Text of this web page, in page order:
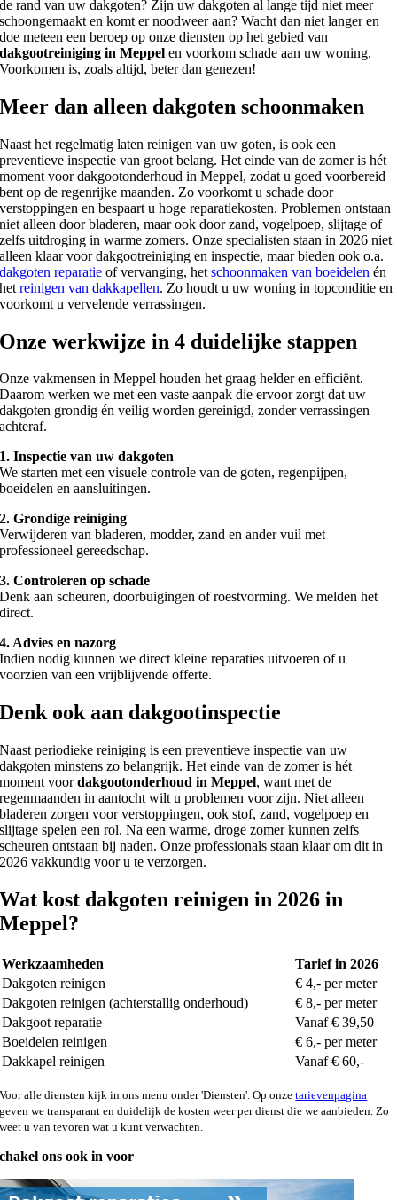
de rand van uw dakgoten? Zijn uw dakgoten al lange tijd niet meer
schoongemaakt en komt er noodweer aan? Wacht dan niet langer en
doe meteen een beroep op onze diensten op het gebied van
dakgootreiniging in Meppel en voorkom schade aan uw woning.
Voorkomen is, zoals altijd, beter dan genezen!
Meer dan alleen dakgoten schoonmaken
Naast het regelmatig laten reinigen van uw goten, is ook een
preventieve inspectie van groot belang. Het einde van de zomer is hét
moment voor dakgootonderhoud in Meppel, zodat u goed voorbereid
bent op de regenrijke maanden. Zo voorkomt u schade door
verstoppingen en bespaart u hoge reparatiekosten. Problemen ontstaan
niet alleen door bladeren, maar ook door zand, vogelpoep, slijtage of
zelfs uitdroging in warme zomers. Onze specialisten staan in 2026 niet
alleen klaar voor dakgootreiniging en inspectie, maar bieden ook o.a.
dakgoten reparatie of vervanging, hetschoonmaken van boeidelen én
hetreinigen van dakkapellen. Zo houdt u uw woning in topconditie en
voorkomt u vervelende verrassingen.
Onze werkwijze in 4 duidelijke stappen
Onze vakmensen in Meppel houden het graag helder en efficiënt.
Daarom werken we met een vaste aanpak die ervoor zorgt dat uw
dakgoten grondig én veilig worden gereinigd, zonder verrassingen
achteraf.
1. Inspectie van uw dakgoten
We starten met een visuele controle van de goten, regenpijpen,
boeidelen en aansluitingen.
2. Grondige reiniging
Verwijderen van bladeren, modder, zand en ander vuil met
professioneel gereedschap.
3. Controleren op schade
Denk aan scheuren, doorbuigingen of roestvorming. We melden het
direct.
4. Advies en nazorg
Indien nodig kunnen we direct kleine reparaties uitvoeren of u
voorzien van een vrijblijvende offerte.
Denk ook aan dakgootinspectie
Naast periodieke reiniging is een preventieve inspectie van uw
dakgoten minstens zo belangrijk. Het einde van de zomer is hét
moment voordakgootonderhoud in Meppel, want met de
regenmaanden in aantocht wilt u problemen voor zijn. Niet alleen
bladeren zorgen voor verstoppingen, ook stof, zand, vogelpoep en
slijtage spelen een rol. Na een warme, droge zomer kunnen zelfs
scheuren ontstaan bij naden. Onze professionals staan klaar om dit in
2026 vakkundig voor u te verzorgen.
Wat kost dakgoten reinigen in 2026 in
Meppel?
Werkzaamheden
Tarief in 2026
Dakgoten reinigen
€ 4,- per meter
Dakgoten reinigen (achterstallig onderhoud)
€ 8,- per meter
Dakgoot reparatie
Vanaf € 39,50
Boeidelen reinigen
€ 6,- per meter
Dakkapel reinigen
Vanaf € 60,-
Voor alle diensten kijk in ons menu onder 'Diensten'. Op onzetarievenpagina
geven we transparant en duidelijk de kosten weer per dienst die we aanbieden. Zo
weet u van tevoren wat u kunt verwachten.
ons ook in voor